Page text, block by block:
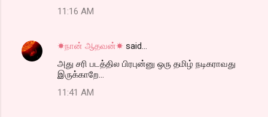
11:16 AM
☀நான் ஆதவன்☀ said…
அது சரி படத்தில பிரபுன்னு ஒரு தமிழ் நடிகராவது
இருக்காறே...
11:41 AM